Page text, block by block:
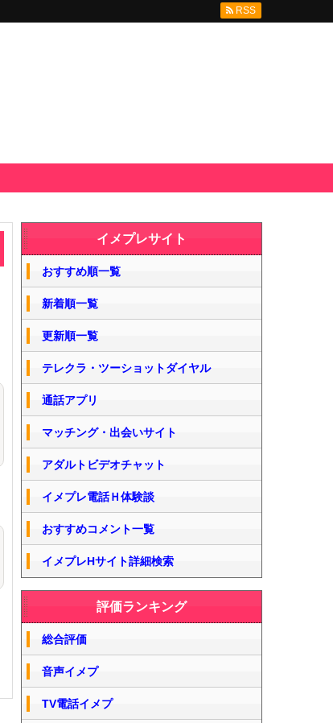
RSS
イメプレサイト
おすすめ順一覧
新着順一覧
更新順一覧
テレクラ・ツーショットダイヤル
通話アプリ
マッチング・出会いサイト
アダルトビデオチャット
イメプレ電話Ｈ体験談
おすすめコメント一覧
イメプレHサイト詳細検索
評価ランキング
総合評価
音声イメプ
TV電話イメプ